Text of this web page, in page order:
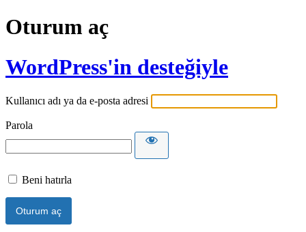
Oturum aç
WordPress'in desteğiyle
Kullanıcı adı ya da e-posta adresi
Parola
Beni hatırla